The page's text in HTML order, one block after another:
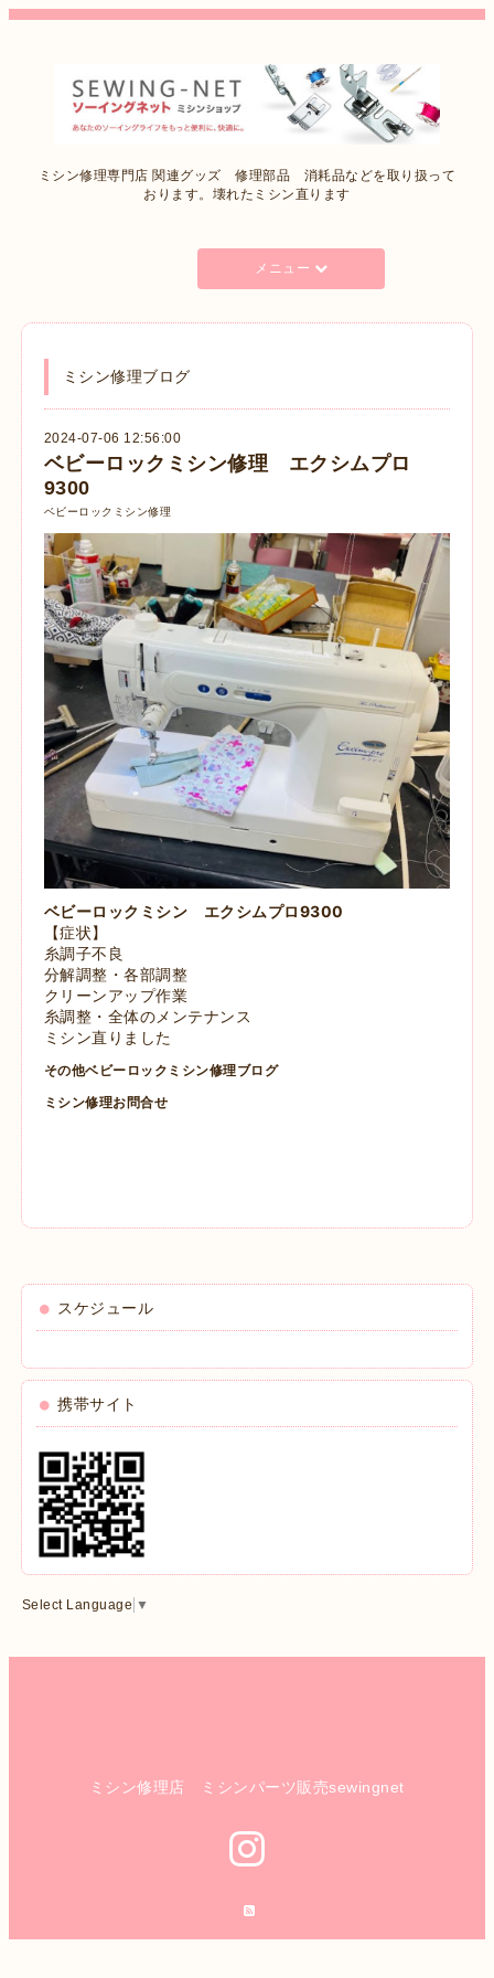
ミシン修理専門店 関連グッズ 修理部品 消耗品などを取り扱って
おります。壊れたミシン直ります
メニュー
ミシン修理ブログ
2024-07-06 12:56:00
ベビーロックミシン修理 エクシムプロ
9300
ベビーロックミシン修理
ベビーロックミシン エクシムプロ9300
【症状】
糸調子不良
分解調整・各部調整
クリーンアップ作業
糸調整・全体のメンテナンス
ミシン直りました
その他ベビーロックミシン修理ブログ
ミシン修理お問合せ
スケジュール
携帯サイト
Select Language ▼
ミシン修理店 ミシンパーツ販売sewingnet